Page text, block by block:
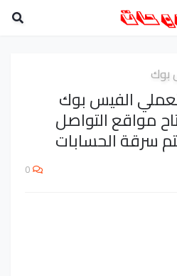
بوك
الفيس بوك
مواقع التواصل
سرقة الحسابات
0